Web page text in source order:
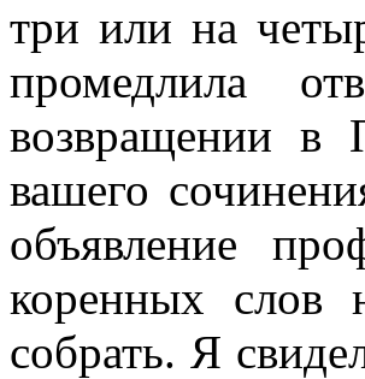
три или на
промедлила
возвращении в
вашего
объявление
коренных слов
собрать. Я